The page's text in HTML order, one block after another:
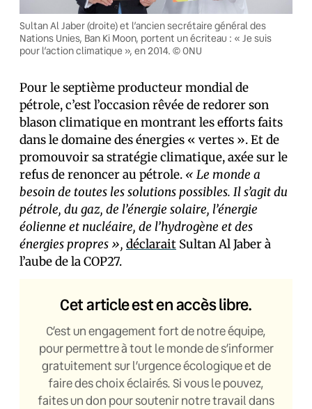
Sultan Al Jaber (droite) et l’ancien secrétaire général des
Nations Unies, Ban Ki Moon, portent un écriteau : « Je suis
pour l’action climatique », en 2014. © ONU
Pour le septième producteur mondial de
pétrole, c’est l’occasion rêvée de redorer son
blason climatique en montrant les efforts faits
dans le domaine des énergies « vertes ». Et de
promouvoir sa stratégie climatique, axée sur le
refus de renoncer au pétrole. « Le monde a
besoin de toutes les solutions possibles. Il s’agit du
pétrole, du gaz, de l’énergie solaire, l’énergie
éolienne et nucléaire, de l’hydrogène et des
énergies propres », déclarait Sultan Al Jaber à
l’aube de la COP27.
Cet article est en accès libre.
C’est un engagement fort de notre équipe,
pour permettre à tout le monde de s’informer
gratuitement sur l’urgence écologique et de
faire des choix éclairés. Si vous le pouvez,
faites un don pour soutenir notre travail dans